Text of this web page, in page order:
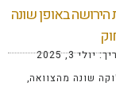
באופן שונה
יולי 3, 2025
שונה מהצוואה,